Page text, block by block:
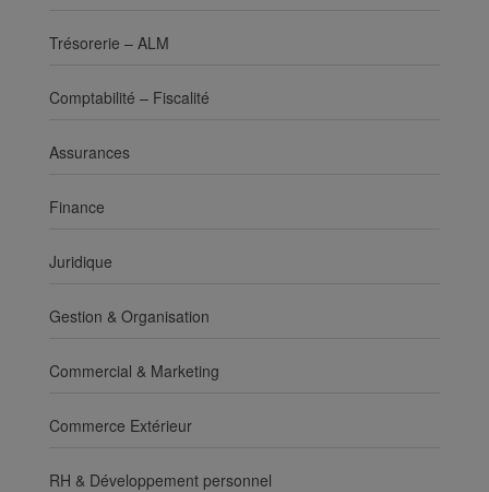
Trésorerie – ALM
Comptabilité – Fiscalité
Assurances
Finance
Juridique
Gestion & Organisation
Commercial & Marketing
Commerce Extérieur
RH & Développement personnel